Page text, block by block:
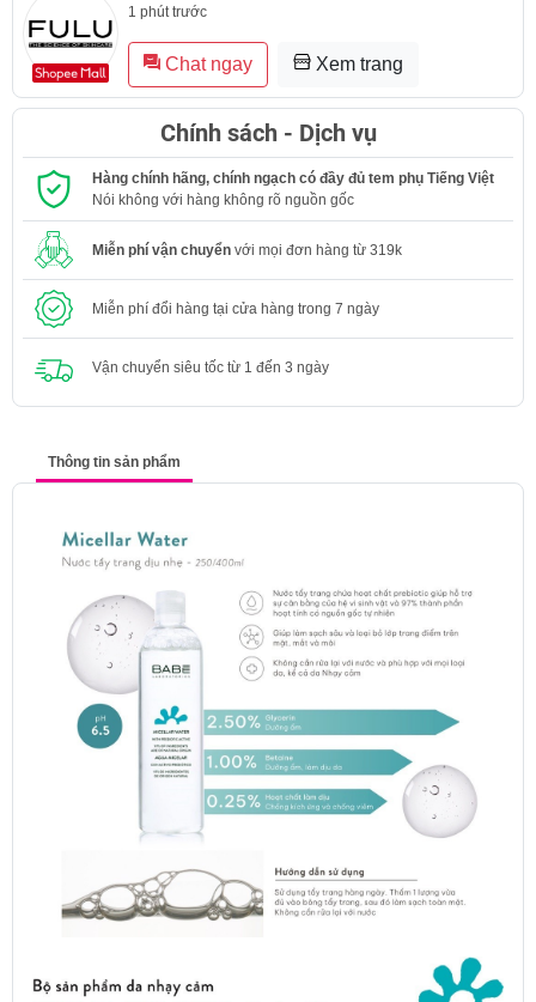
1 phút trước
Chat ngay Xem trang
Chính sách - Dịch vụ
Hàng chính hãng, chính ngạch có đầy đủ tem phụ Tiếng Việt
Nói không với hàng không rõ nguồn gốc
Miễn phí vận chuyển với mọi đơn hàng từ 319k
Miễn phí đổi hàng tại cửa hàng trong 7 ngày
Vận chuyển siêu tốc từ 1 đến 3 ngày
Thông tin sản phẩm